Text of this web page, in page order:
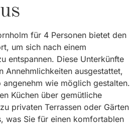
für 4 Personen bietet den
um sich nach einem
entspannen. Diese Unterkünfte
Annehmlichkeiten ausgestattet,
wie möglich gestalten.
Küchen über gemütliche
privaten Terrassen oder Gärten
was Sie für einen komfortablen